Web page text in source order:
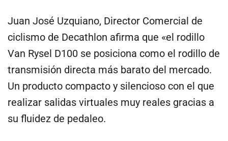
Juan José Uzquiano, Director Comercial de
ciclismo de Decathlon afirma que «el rodillo
Van Rysel D100 se posiciona como el rodillo de
transmisión directa más barato del mercado.
Un producto compacto y silencioso con el que
realizar salidas virtuales muy reales gracias a
su fluidez de pedaleo.